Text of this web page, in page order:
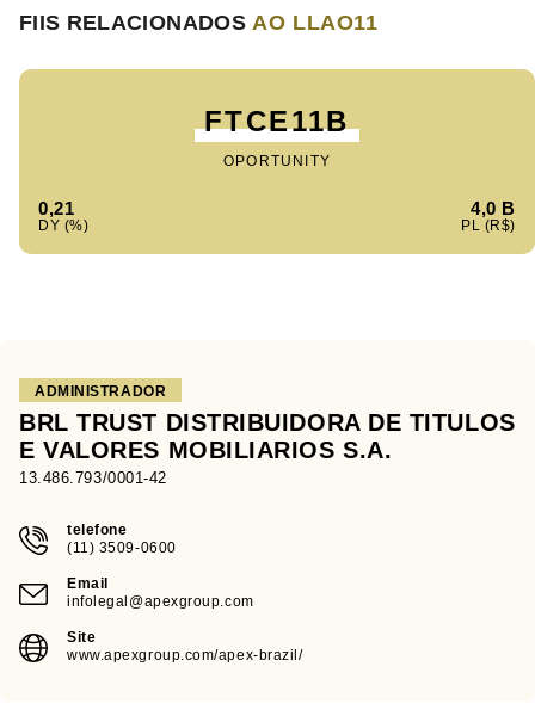
FIIS RELACIONADOSAO LLAO11
FTCE11B
OPORTUNITY
0,21 4,0 B
ADMINISTRADOR
BRL TRUST DISTRIBUIDORA DE TITULOS
E VALORES MOBILIARIOS S.A.
13.486.793/0001-42
telefone
(11) 3509-0600
Email
infolegal@apexgroup.com
Site
www.apexgroup.com/apex-brazil/